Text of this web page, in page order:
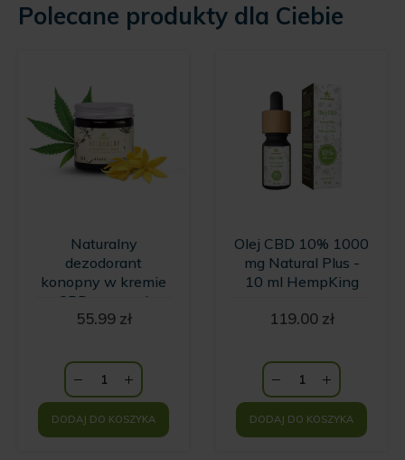
Polecane produkty dla Ciebie
Naturalny
dezodorant
konopny w kremie
z CBD o zapachu
wanilii i kwiatów
HempKing
55.99 zł
DODAJ DO KOSZYKA
Olej CBD 10% 1000
mg Natural Plus -
10 ml HempKing
119.00 zł
DODAJ DO KOSZYKA